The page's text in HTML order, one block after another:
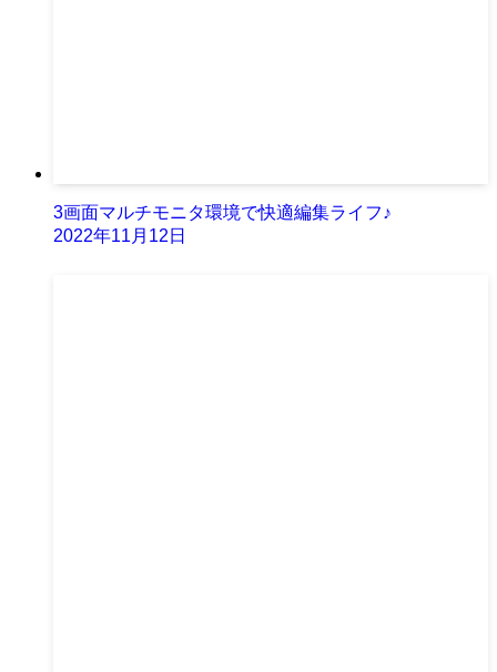
3画面マルチモニタ環境で快適編集ライフ♪
2022年11月12日